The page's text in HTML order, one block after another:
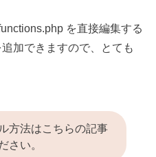
を直接編集する
加できますので、とても
方法はこちらの記事
さい。